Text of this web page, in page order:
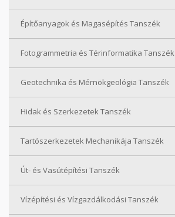
Építőanyagok és Magasépítés Tanszék
Fotogrammetria és Térinformatika Tanszék
Geotechnika és Mérnökgeológia Tanszék
Hidak és Szerkezetek Tanszék
Tartószerkezetek Mechanikája Tanszék
Út- és Vasútépítési Tanszék
Vízépítési és Vízgazdálkodási Tanszék